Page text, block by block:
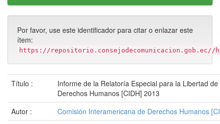
Por favor, use este identificador para citar o enlazar este
ítem:
https://repositorio.consejodecomunicacion.gob.ec//
Título :
Informe de la Relatoría Especial para la Libertad
Derechos Humanos [CIDH] 2013
Autor :
Comisión Interamericana de Derechos Humanos